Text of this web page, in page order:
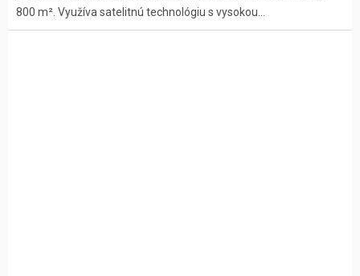
800 m². Využíva satelitnú technológiu s vysokou...